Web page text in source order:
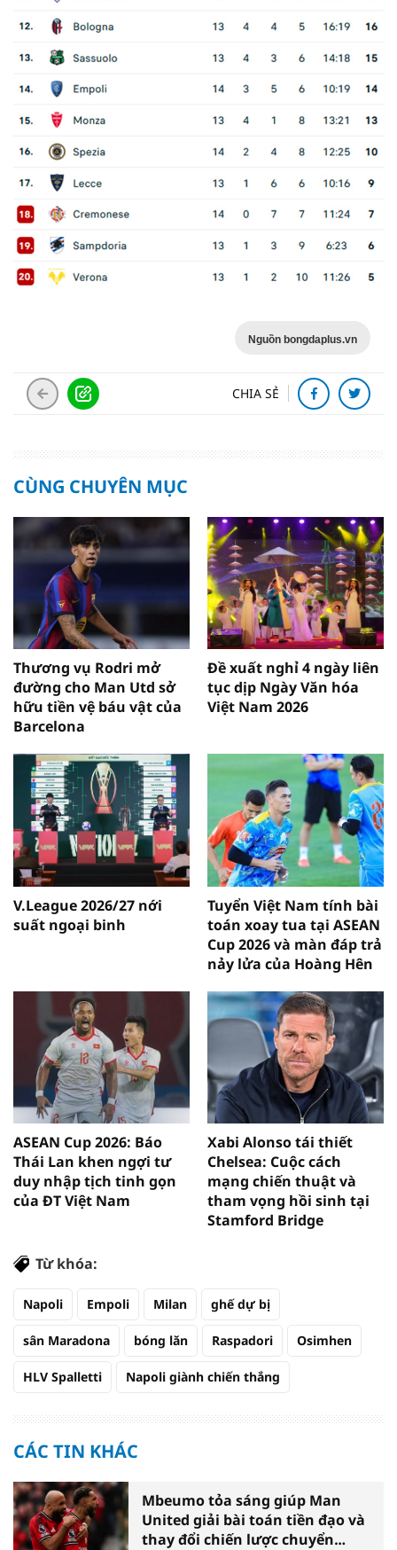
Nguồn bongdaplus.vn
CHIA SẺ
CÙNG CHUYÊN MỤC
Thương vụ Rodri mở
đường cho Man Utd sở
hữu tiền vệ báu vật của
Barcelona
Đề xuất nghỉ 4 ngày liên
tục dịp Ngày Văn hóa
Việt Nam 2026
V.League 2026/27 nới
suất ngoại binh
Tuyển Việt Nam tính bài
toán xoay tua tại ASEAN
Cup 2026 và màn đáp trả
nảy lửa của Hoàng Hên
ASEAN Cup 2026: Báo
Thái Lan khen ngợi tư
duy nhập tịch tinh gọn
của ĐT Việt Nam
Xabi Alonso tái thiết
Chelsea: Cuộc cách
mạng chiến thuật và
tham vọng hồi sinh tại
Stamford Bridge
Từ khóa:
Napoli Empoli Milan ghế dự bị
sân Maradona bóng lăn Raspadori Osimhen
HLV Spalletti Napoli giành chiến thắng
CÁC TIN KHÁC
Mbeumo tỏa sáng giúp Man
United giải bài toán tiền đạo và
thay đổi chiến lược chuyển